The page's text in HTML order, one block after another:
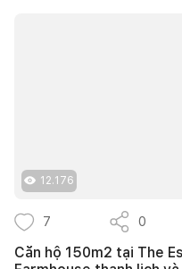
12.176
7 0
Căn hộ 150m2 tại The